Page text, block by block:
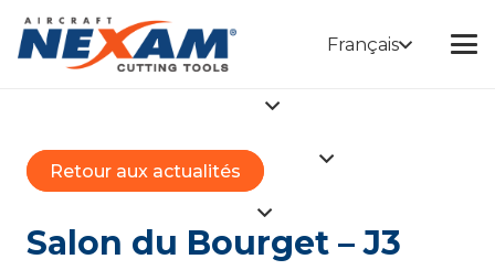
Français
Retour aux actualités
Salon du Bourget – J3